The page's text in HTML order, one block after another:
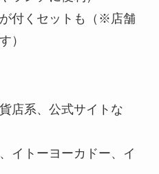
付くセットも（※店舗
）
店系、公式サイトな
イトーヨーカドー、イ